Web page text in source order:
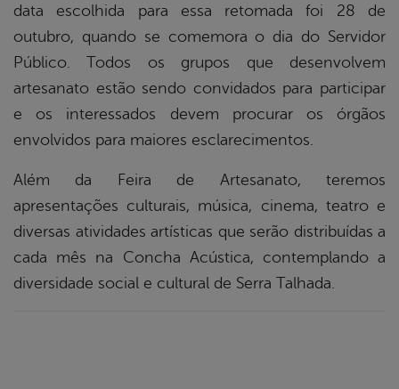
data escolhida para essa retomada foi 28 de
outubro, quando se comemora o dia do Servidor
Público. Todos os grupos que desenvolvem
artesanato estão sendo convidados para participar
e os interessados devem procurar os órgãos
envolvidos para maiores esclarecimentos.
Além da Feira de Artesanato, teremos
apresentações culturais, música, cinema, teatro e
diversas atividades artísticas que serão distribuídas a
cada mês na Concha Acústica, contemplando a
diversidade social e cultural de Serra Talhada.